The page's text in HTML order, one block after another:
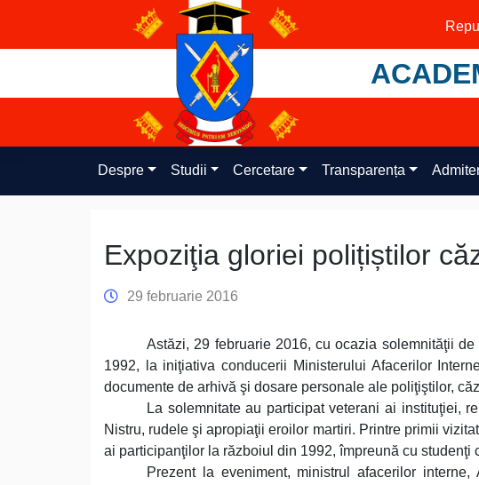
content
Despre Studii Cercetare Transparența
Expoziţia gloriei polițiștilor
29 februarie 2016
Astăzi, 29 februarie 2016, cu ocazia solemnităţii
1992, la iniţiativa conducerii Ministerului Afacerilor
documente de arhivă şi dosare personale ale poliţiştilor,
La solemnitate au participat veterani ai instituţiei,
Nistru, rudele şi apropiaţii eroilor martiri. Printre primii
ai participanţilor la războiul din 1992, împreună cu
Prezent la eveniment, ministrul afacerilor